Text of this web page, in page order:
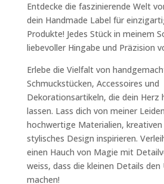
Entdecke die faszinierende Welt
dein Handmade Label für
Produkte! Jedes Stück in meinem
liebevoller Hingabe und Präzision
Erlebe die Vielfalt von
Schmuckstücken, Accessoires und
Dekorationsartikeln, die dein Herz
lassen. Lass dich von meiner
hochwertige Materialien,
stylisches Design inspirieren.
einen Hauch von Magie mit
weiss, dass die kleinen Details den
machen!